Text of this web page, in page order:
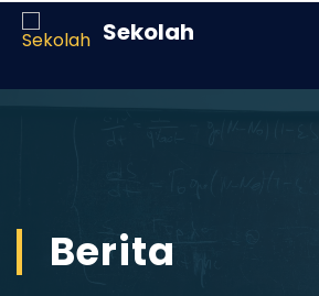
Sekolah
Berita